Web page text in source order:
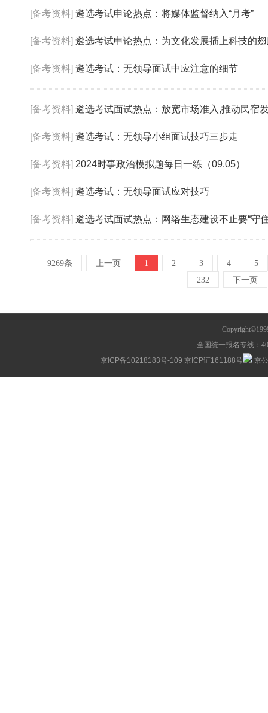
[备考资料] 遴选考试申论热点：将媒体监督纳入“月考”
[备考资料] 遴选考试申论热点：为文化发展插上科技的
[备考资料] 遴选考试：无领导面试中应注意的细节
[备考资料] 遴选考试面试热点：放宽市场准入,推动民宿
[备考资料] 遴选考试：无领导小组面试技巧三步走
[备考资料] 2024时事政治模拟题每日一练（09.05）
[备考资料] 遴选考试：无领导面试应对技巧
[备考资料] 遴选考试面试热点：网络生态建设不止要“守
9269条 上一页 1 2 3 4
5
232
下一页
全国统一报名专线：
京ICP备10218183号-109 京ICP证161188号 京